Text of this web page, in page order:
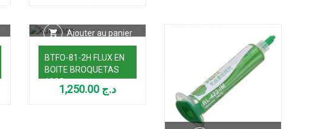
Ajouter au panier
BTFO-81-2H FLUX EN
BOITE BROQUETAS
100G
د.ج